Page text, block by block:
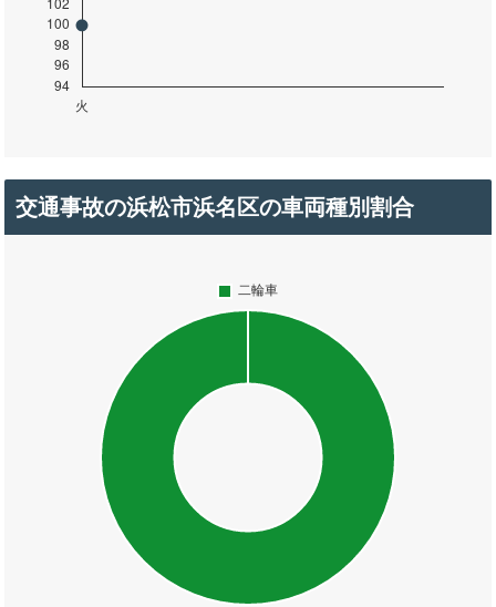
交通事故の浜松市浜名区の車両種別割合